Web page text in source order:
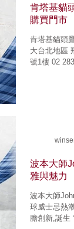
肯塔基貓
購買門市
肯塔基貓頭鷹蘇
大台北地區
號1樓 02
波本大師
雅與魅力
波本大師John Rhea絕響
球威士忌熱
膽創新,誕生